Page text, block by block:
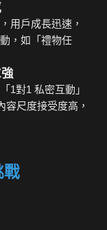
用戶成長迅速，
，如「禮物任
1對1 私密互動」
尺度接受度高，
戰